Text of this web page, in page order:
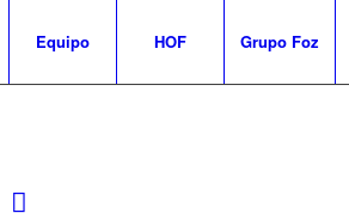
Equipo HOF Grupo Foz